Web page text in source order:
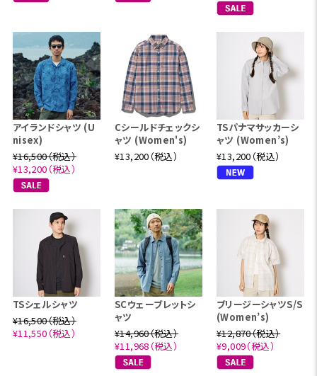
アイランドシャツ (U
nisex)
¥16,500（税込）
¥13,200（税込）
Cシールドチェックシ
ャツ (Women's)
¥13,200（税込）
TSパナマサッカーシ
ャツ (Women’s)
¥13,200（税込）
TSシェルシャツ
¥16,500（税込）
¥11,550（税込）
SCウェーブレットシ
ャツ
¥14,960（税込）
¥11,968（税込）
ブリージーシャツS/S
(Women’s)
¥12,870（税込）
¥9,009（税込）